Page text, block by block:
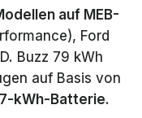
1,9 kWh/min
1,9 kWh/min
auf MEB-
Ford
Buzz 79 kWh
auf Basis von
kWh-Batterie.